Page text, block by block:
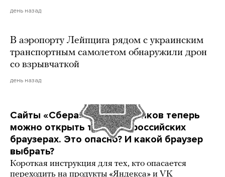
день назад
В аэропорту Лейпцига рядом с украинским
транспортным самолетом обнаружили дрон
со взрывчаткой
день назад
Сайты «Сбера» и других банков теперь
можно открыть только в российских
браузерах. Это опасно? И какой браузер
выбрать?
Короткая инструкция для тех, кто опасается
переходить на продукты «Яндекса» и VK